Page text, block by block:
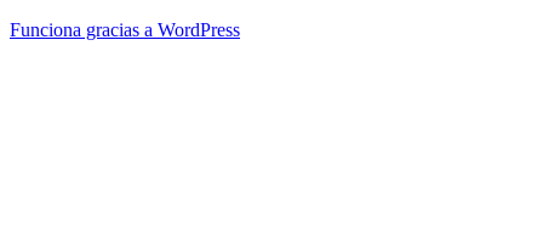
Funciona gracias a WordPress